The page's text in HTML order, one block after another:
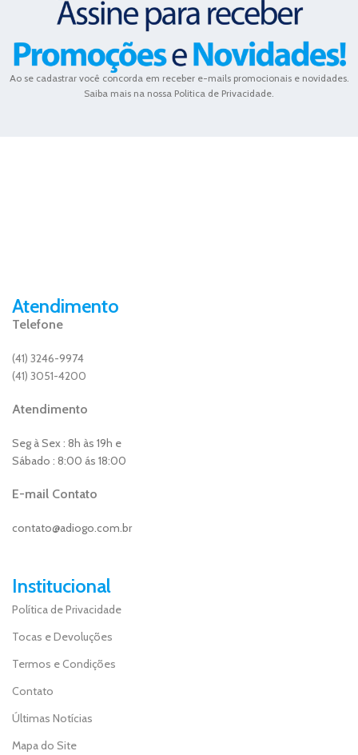
Ao se cadastrar você concorda em receber e-mails promocionais e novidades.
Saiba mais na nossa Politica de Privacidade.
Atendimento
Telefone
(41) 3246-9974
(41) 3051-4200
Atendimento
Seg à Sex : 8h às 19h e
Sábado : 8:00 ás 18:00
E-mail Contato
contato@adiogo.com.br
Institucional
Política de Privacidade
Tocas e Devoluções
Termos e Condições
Contato
Últimas Notícias
Mapa do Site